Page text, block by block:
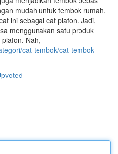
mudah untuk tembok rumah.
ini sebagai cat plafon. Jadi,
menggunakan satu produk
Nah,
cat-tembok/cat-tembok-